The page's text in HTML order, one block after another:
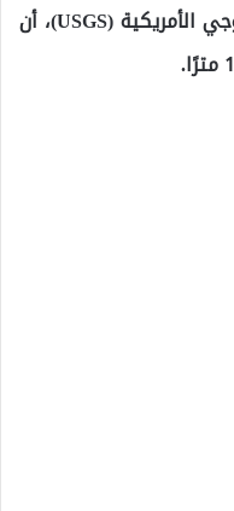
وجاء في بيان هيئة المسح الجيولوجي الأمريكية (USGS)، أن